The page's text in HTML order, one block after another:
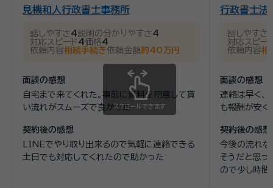
見機和人行政書士事務所
話しやすさ4説明の分かりやすさ4
対応スピード 4価格4
依頼内容相続手続き依頼金額約40万円
面談の感想
自宅まで来てくれた。事前に資料を用意して貰
い流れがスムーズで良かった
契約後の感想
LINEでやり取り出来るので気軽に連絡できる
土日でも対応してくれたので助かった
行政書士法
話しやすさ
対応スピー
依頼内容相
面談の感想
連絡は早く、
も報酬が安く
契約後の感想
今後の流れな
そうだと思っ
ので少し時間
スクロールできます